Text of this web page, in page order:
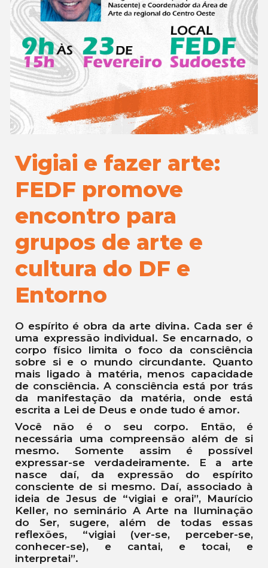
Vigiai e fazer arte:
FEDF promove
encontro para
grupos de arte e
cultura do DF e
Entorno
O espírito é obra da arte divina. Cada ser é
uma expressão individual. Se encarnado, o
corpo físico limita o foco da consciência
sobre si e o mundo circundante. Quanto
mais ligado à matéria, menos capacidade
de consciência. A consciência está por trás
da manifestação da matéria, onde está
escrita a Lei de Deus e onde tudo é amor.
Você não é o seu corpo. Então, é
necessária uma compreensão além de si
mesmo. Somente assim é possível
expressar-se verdadeiramente. E a arte
nasce daí, da expressão do espírito
consciente de si mesmo. Daí, associado à
ideia de Jesus de “vigiai e orai”, Maurício
Keller, no seminário A Arte na Iluminação
do Ser, sugere, além de todas essas
reflexões, “vigiai (ver-se, perceber-se,
conhecer-se), e cantai, e tocai, e
interpretai”.